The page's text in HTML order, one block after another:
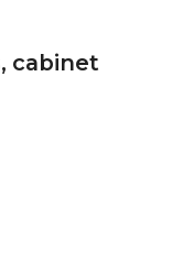
cabinet